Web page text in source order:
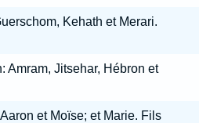
Kehath et Merari.
Amram, Jitsehar, Hébron et
et Moïse; et Marie. Fils